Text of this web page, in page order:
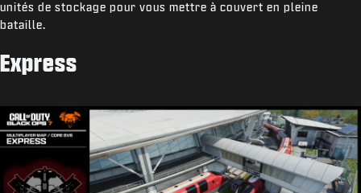
unités de stockage pour vous mettre à couvert en pleine
bataille.
Express